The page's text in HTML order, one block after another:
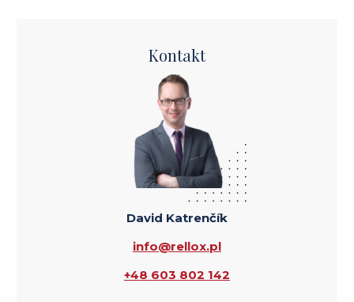
Kontakt
David Katrenčík
info@rellox.pl
+48 603 802 142